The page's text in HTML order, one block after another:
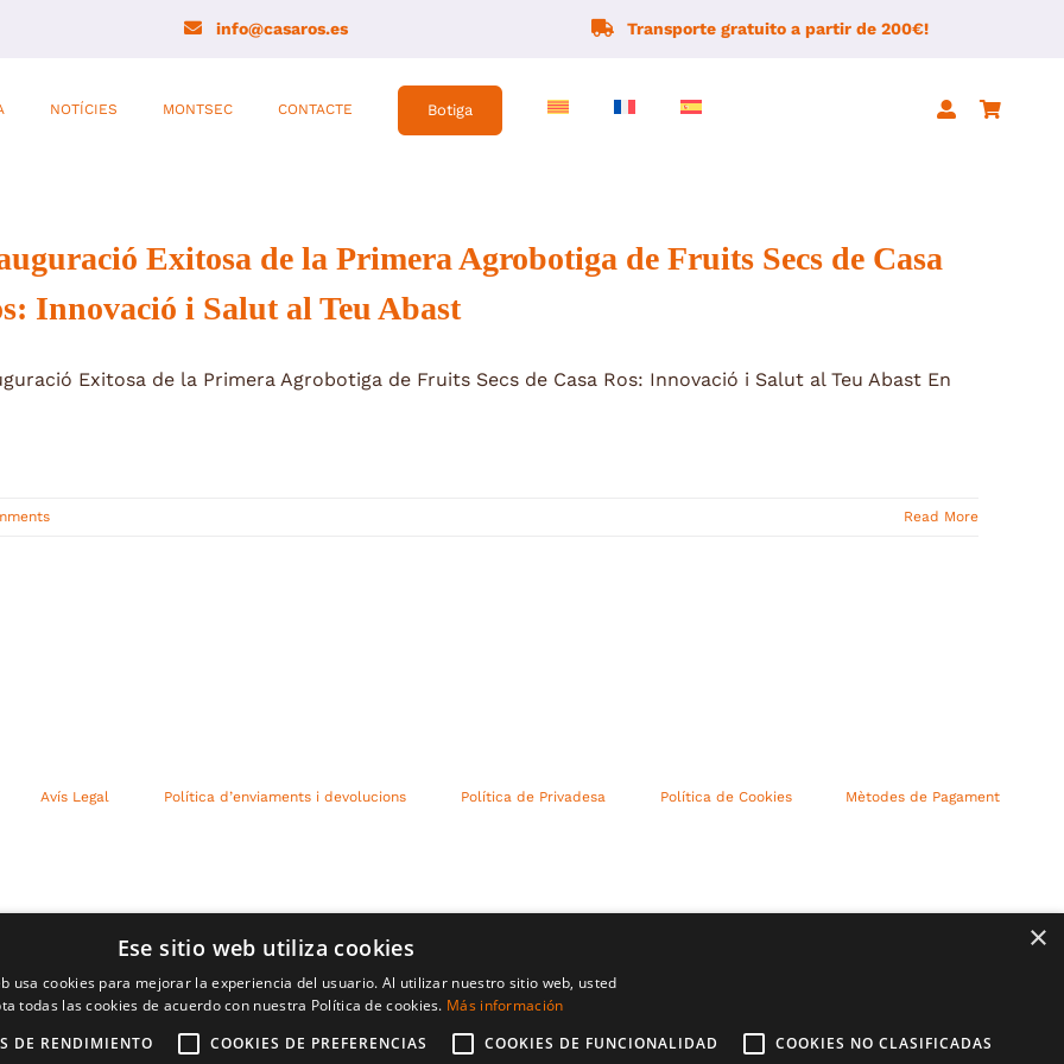
info@casaros.es Transporte gratuito a partir de 200€!
NOTÍCIES MONTSEC CONTACTE Botiga
Exitosa de la Primera Agrobotiga de Fruits Secs de Casa
Innovació i Salut al Teu Abast
Exitosa de la Primera Agrobotiga de Fruits Secs de Casa Ros: Innovació i Salut al Teu Abast En
Read More
Avís Legal Política d’enviaments i devolucions Política de Privadesa Política de Cookies Mètodes de Pagament
×
Ese sitio web utiliza cookies
usa cookies para mejorar la experiencia del usuario. Al utilizar nuestro sitio web, usted
todas las cookies de acuerdo con nuestra Política de cookies. Más información
DE RENDIMIENTO COOKIES DE PREFERENCIAS COOKIES DE FUNCIONALIDAD COOKIES NO CLASIFICADAS